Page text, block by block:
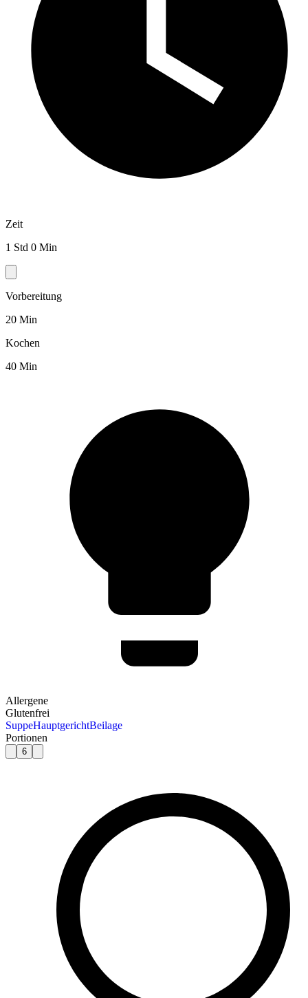
Zeit
1 Std 0 Min
Vorbereitung
20 Min
Kochen
40 Min
Allergene
Glutenfrei
SuppeHauptgerichtBeilage
Portionen
6